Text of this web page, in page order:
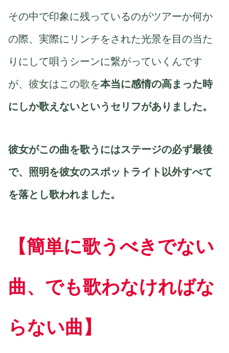
その中で印象に残っているのがツアーか何か
の際、実際にリンチをされた光景を目の当た
りにして唄うシーンに繋がっていくんです
が、彼女はこの歌を本当に感情の高まった時
にしか歌えないというセリフがありました。
彼女がこの曲を歌うにはステージの必ず最後
で、照明を彼女のスポットライト以外すべて
を落とし歌われました。
【簡単に歌うべきでない
曲、でも歌わなければな
らない曲】